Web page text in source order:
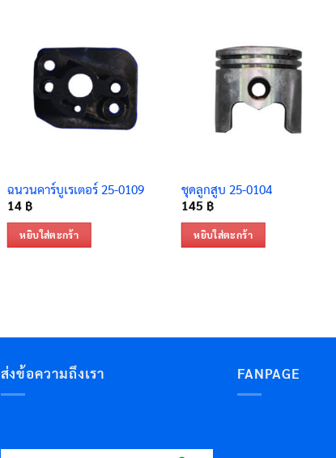
ฉนวนคาร์บูเรเตอร์ 25-0109
14 ฿
หยิบใส่ตะกร้า
ชุดลูกสูบ 25-0104
145 ฿
หยิบใส่ตะกร้า
ส่งข้อความถึงเรา FANPAGE